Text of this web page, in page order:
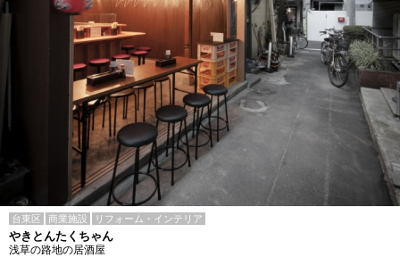
台東区 商業施設 リフォーム・インテリア
やきとんたくちゃん
浅草の路地の居酒屋